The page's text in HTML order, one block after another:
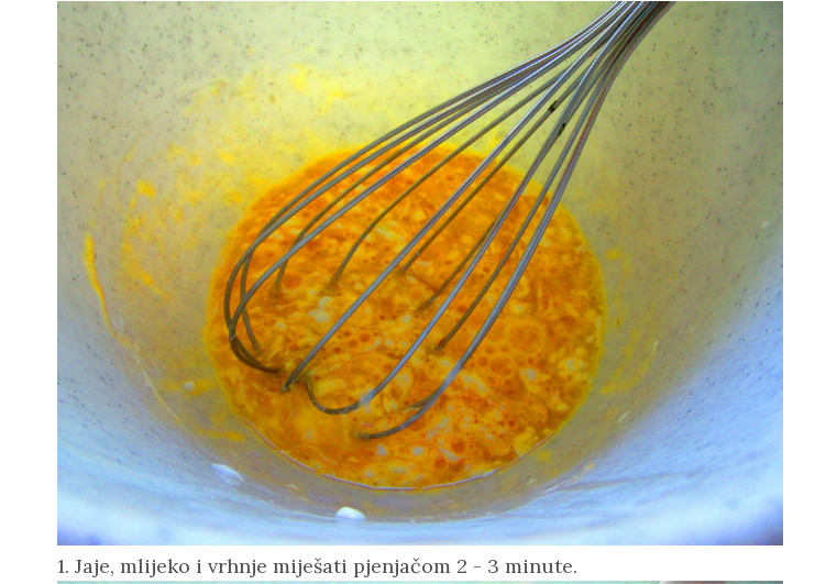
1. Jaje, mlijeko i vrhnje miješati pjenjačom 2 - 3 minute.